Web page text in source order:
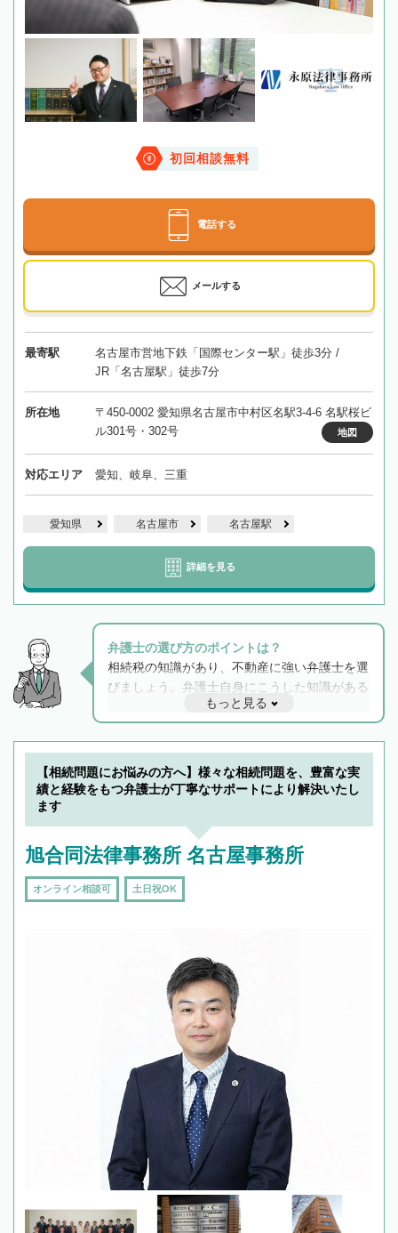
初回相談無料
電話する
メールする
最寄駅
名古屋市営地下鉄「国際センター駅」徒歩3分 /
JR「名古屋駅」徒歩7分
所在地
〒450-0002 愛知県名古屋市中村区名駅3-4-6 名駅桜ビ
ル301号・302号
地図
対応エリア 愛知、岐阜、三重
愛知県 名古屋市 名古屋駅
詳細を見る
弁護士の選び方のポイントは？
相続税の知識があり、不動産に強い弁護士を選
びましょう。弁護士自身にこうした知識がある
と他士業との連携もスムーズに進み、トラブル
解決のみならず相続をトータルで任せることが
できます。また、相続は感情がからむ分野なの
でフィーリングも重要です。実際に電話や面談
で複数の弁護士と会話をしてウマが合う方に依
もっと見る
【相続問題にお悩みの方へ】様々な相続問題を、豊富な実
績と経験をもつ弁護士が丁寧なサポートにより解決いたし
ます
旭合同法律事務所 名古屋事務所
オンライン相談可 土日祝OK